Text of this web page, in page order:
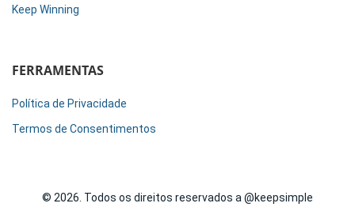
Keep Winning
FERRAMENTAS
Política de Privacidade
Termos de Consentimentos
© 2026. Todos os direitos reservados a @keepsimple